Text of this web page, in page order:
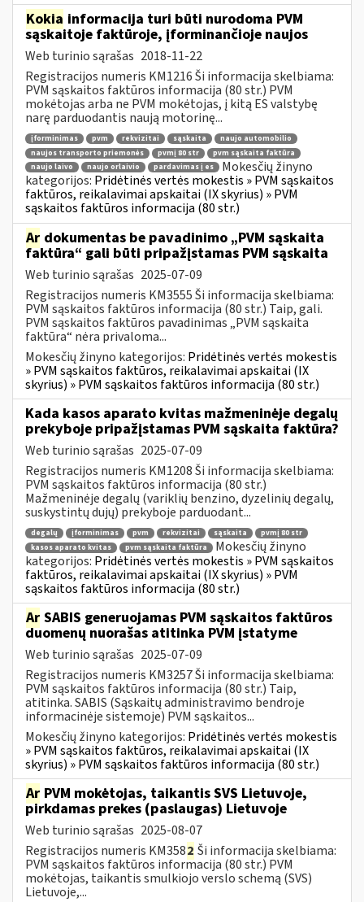
Kokia informacija turi būti nurodoma PVM
sąskaitoje faktūroje, įforminančioje naujos
Web turinio sąrašas 2018-11-22
Registracijos numeris KM1216 Ši informacija skelbiama:
PVM sąskaitos faktūros informacija (80 str.) PVM
mokėtojas arba ne PVM mokėtojas, į kitą ES valstybę
narę parduodantis naują motorinę...
įforminimas pvm rekvizitai sąskaita
naujo automobilio
naujos transporto priemonės
pvmį 80 str
pvm sąskaita faktūra
naujo laivo
naujo orlaivio pardavimas į es
Mokesčių žinyno
kategorijos: Pridėtinės vertės mokestis » PVM sąskaitos
faktūros, reikalavimai apskaitai (IX skyrius) » PVM
sąskaitos faktūros informacija (80 str.)
Ar dokumentas be pavadinimo „PVM sąskaita
faktūra“ gali būti pripažįstamas PVM sąskaita
Web turinio sąrašas 2025-07-09
Registracijos numeris KM3555 Ši informacija skelbiama:
PVM sąskaitos faktūros informacija (80 str.) Taip, gali.
PVM sąskaitos faktūros pavadinimas „PVM sąskaita
faktūra“ nėra privaloma...
Mokesčių žinyno kategorijos: Pridėtinės vertės mokestis
» PVM sąskaitos faktūros, reikalavimai apskaitai (IX
skyrius) » PVM sąskaitos faktūros informacija (80 str.)
Kada kasos aparato kvitas mažmeninėje degalų
prekyboje pripažįstamas PVM sąskaita faktūra?
Web turinio sąrašas 2025-07-09
Registracijos numeris KM1208 Ši informacija skelbiama:
PVM sąskaitos faktūros informacija (80 str.)
Mažmeninėje degalų (variklių benzino, dyzelinių degalų,
suskystintų dujų) prekyboje parduodant...
degalų įforminimas pvm rekvizitai sąskaita
pvmį 80 str
kasos aparato kvitas
pvm sąskaita faktūra
Mokesčių žinyno
kategorijos: Pridėtinės vertės mokestis » PVM sąskaitos
faktūros, reikalavimai apskaitai (IX skyrius) » PVM
sąskaitos faktūros informacija (80 str.)
Ar SABIS generuojamas PVM sąskaitos faktūros
duomenų nuorašas atitinka PVM įstatyme
Web turinio sąrašas 2025-07-09
Registracijos numeris KM3257 Ši informacija skelbiama:
PVM sąskaitos faktūros informacija (80 str.) Taip,
atitinka. SABIS (Sąskaitų administravimo bendroje
informacinėje sistemoje) PVM sąskaitos...
Mokesčių žinyno kategorijos: Pridėtinės vertės mokestis
» PVM sąskaitos faktūros, reikalavimai apskaitai (IX
skyrius) » PVM sąskaitos faktūros informacija (80 str.)
Ar PVM mokėtojas, taikantis SVS Lietuvoje,
pirkdamas prekes (paslaugas) Lietuvoje
Web turinio sąrašas 2025-08-07
Registracijos numeris KM3582 Ši informacija skelbiama:
PVM sąskaitos faktūros informacija (80 str.) PVM
mokėtojas, taikantis smulkiojo verslo schemą (SVS)
Lietuvoje,...